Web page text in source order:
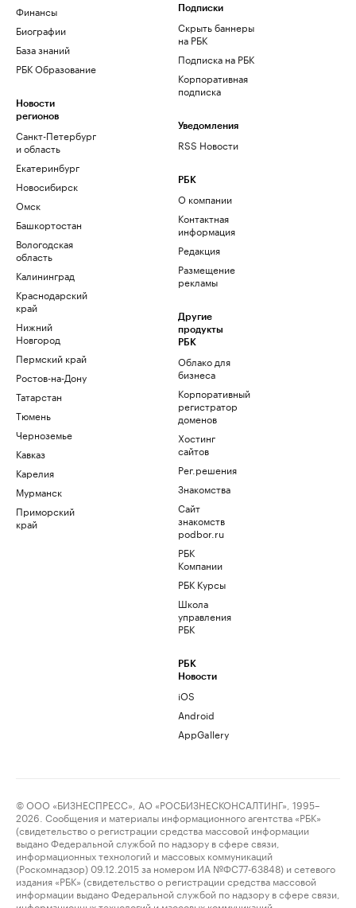
Финансы
Биографии
База знаний
РБК Образование
Новости
регионов
Санкт-Петербург
и область
Екатеринбург
Новосибирск
Омск
Башкортостан
Вологодская
область
Калининград
Краснодарский
край
Нижний
Новгород
Пермский край
Ростов-на-Дону
Татарстан
Тюмень
Черноземье
Кавказ
Карелия
Мурманск
Приморский
край
Подписки
Скрыть баннеры
на РБК
Подписка на РБК
Корпоративная
подписка
Уведомления
RSS Новости
РБК
О компании
Контактная
информация
Редакция
Размещение
рекламы
Другие
продукты
РБК
Облако для
бизнеса
Корпоративный
регистратор
доменов
Хостинг
сайтов
Рег.решения
Знакомства
Сайт
знакомств
podbor.ru
РБК
Компании
РБК Курсы
Школа
управления
РБК
РБК
Новости
iOS
Android
AppGallery
© ООО «БИЗНЕСПРЕСС», АО «РОСБИЗНЕСКОНСАЛТИНГ», 1995–
2026. Сообщения и материалы информационного агентства «РБК»
(свидетельство о регистрации средства массовой информации
выдано Федеральной службой по надзору в сфере связи,
информационных технологий и массовых коммуникаций
(Роскомнадзор) 09.12.2015 за номером ИА №ФС77-63848) и сетевого
издания «РБК» (свидетельство о регистрации средства массовой
информации выдано Федеральной службой по надзору в сфере связи,